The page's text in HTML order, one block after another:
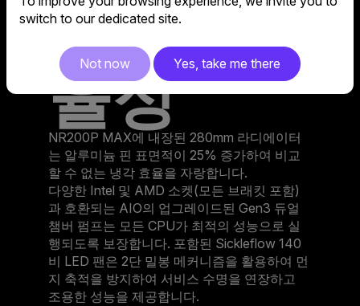
냉각 효
율성
NR200P MAX에 내장된 280mm 라디에이터
는 알루미늄 핀 표면적이 25% 증가하여 비교
할 수 없는 냉각 효율을 자랑합니다.
다양한 Intel 및 AMD 소켓(모든 브래킷 포함)
과 호환되는 AIO의 업그레이드된 Gen3 듀얼
챔버 펌프는 모든 CPU가 최적의 성능으로 실
행되도록 보장합니다. 포함된 Sickleflow 140
비 LED 팬은 2단 밀봉 메커니즘을 활용하여 먼
지 축적을 방지하여 서비스 수명을 연장하고
조용한 성능을 제공합니다.
switch to our dedicated site.
Not now Yes, take me there